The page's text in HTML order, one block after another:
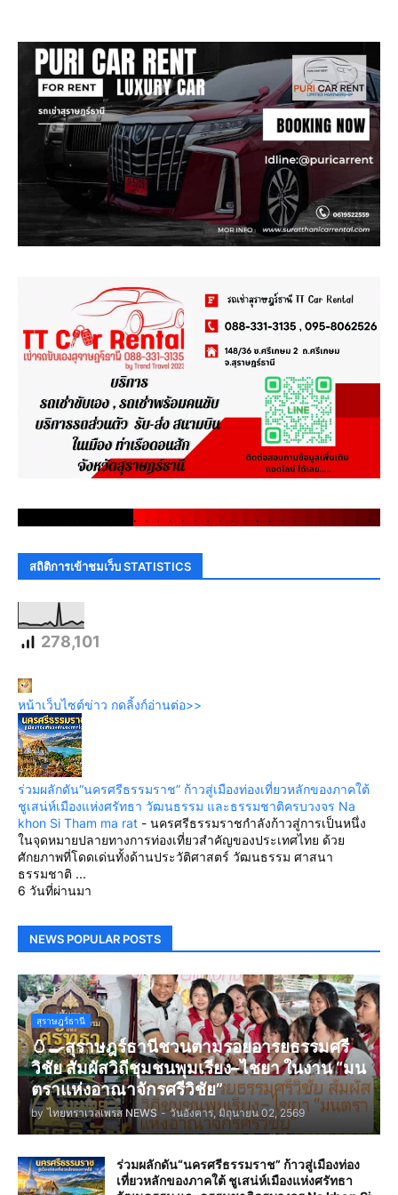
. . . . . . . . . . . . . . . . . . . .
สถิติการเข้าชมเว็บ STATISTICS
278,101
หน้าเว็บไซต์ข่าว กดลิ้งก์อ่านต่อ>>
ร่วมผลักดัน“นครศรีธรรมราช” ก้าวสู่เมืองท่องเที่ยวหลักของภาคใต้
ชูเสน่ห์เมืองแห่งศรัทธา วัฒนธรรม และธรรมชาติครบวงจร Na
khon Si Tham ma rat - นครศรีธรรมราชกำลังก้าวสู่การเป็นหนึ่ง
ในจุดหมายปลายทางการท่องเที่ยวสำคัญของประเทศไทย ด้วย
ศักยภาพที่โดดเด่นทั้งด้านประวัติศาสตร์ วัฒนธรรม ศาสนา
ธรรมชาติ ...
6 วันที่ผ่านมา
NEWS POPULAR POSTS
สุราษฎร์ธานี
🥚🍳สุราษฎร์ธานีชวนตามรอยอารยธรรมศรี
วิชัย สัมผัสวิถีชุมชนพุมเรียง–ไชยา ในงาน “มน
ตราแห่งอาณาจักรศรีวิชัย”
by ไทยทราเวลเพรส NEWS - วันอังคาร, มิถุนายน 02, 2569
ร่วมผลักดัน“นครศรีธรรมราช” ก้าวสู่เมืองท่อง
เที่ยวหลักของภาคใต้ ชูเสน่ห์เมืองแห่งศรัทธา